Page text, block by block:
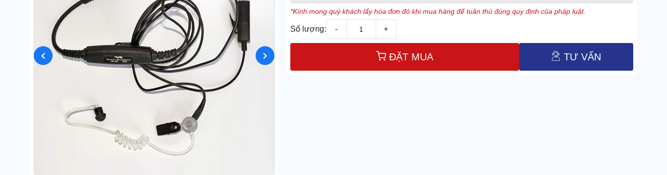
*Kính mong quý khách lấy hóa đơn đỏ khi mua hàng để tuân thủ đúng quy định của pháp luật.
Số lượng: - +
ĐẶT MUA TƯ VẤN